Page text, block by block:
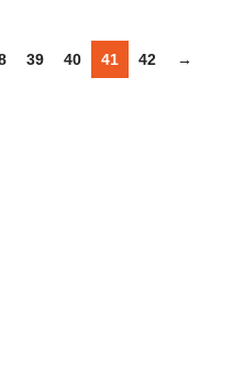
39 40 41 42 →